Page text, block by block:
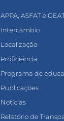
APPA, ASFAT e
Intercâmbio
Localização
Proficiência
Programa de
Publicações
Notícias
Relatório de